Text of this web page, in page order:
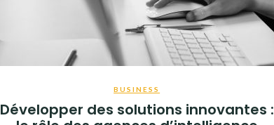
BUSINESS
Développer des solutions innovantes :